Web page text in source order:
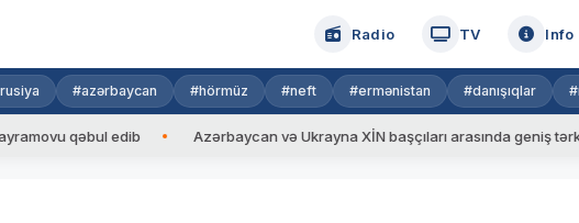
Radio TV Info
#azərbaycan #hörmüz #neft #ermənistan #danışıqlar
qəbul edib Azərbaycan və Ukrayna XİN başçıları arasında geniş tərkibdə